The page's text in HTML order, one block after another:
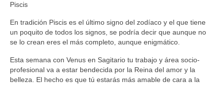
Piscis
En tradición Piscis es el último signo del zodíaco y el que tiene
un poquito de todos los signos, se podría decir que aunque no
se lo crean eres el más completo, aunque enigmático.
Esta semana con Venus en Sagitario tu trabajo y área socio-
profesional va a estar bendecida por la Reina del amor y la
belleza. El hecho es que tú estarás más amable de cara a la